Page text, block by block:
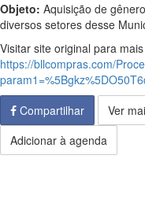
Objeto: Aquisição de
diversos setores desse
Visitar site original para
https://bllcompras.com/
Compartilhar
Ver
Adicionar à agenda